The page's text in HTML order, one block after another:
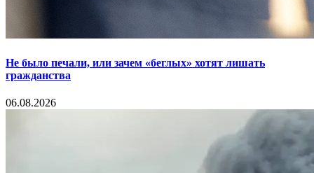
Не было печали, или зачем «беглых» хотят лишать
гражданства
06.08.2026